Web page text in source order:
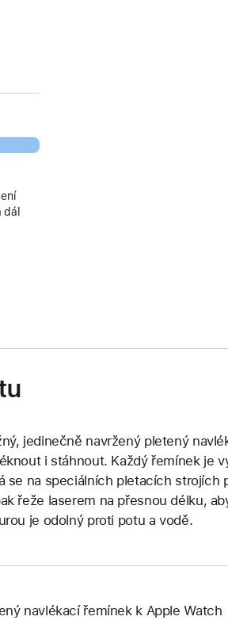
dál
jedinečně navržený pletený
i stáhnout. Každý řemínek je
se na speciálních pletacích strojích
řeže laserem na přesnou délku,
je odolný proti potu a vodě.
navlékací řemínek k Apple Watch